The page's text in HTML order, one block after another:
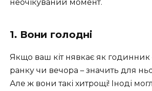
неочікуваний момент.
1. Вони голодні ️
Якщо ваш кіт нявкає як годинник
ранку чи вечора – значить для
Але ж вони такі хитрощі! Іноді